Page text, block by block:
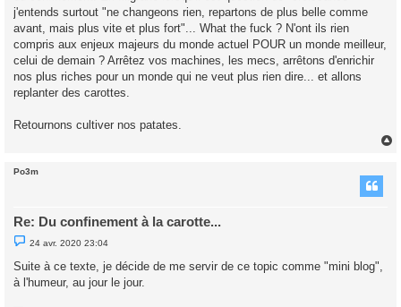
j'entends surtout "ne changeons rien, repartons de plus belle comme
avant, mais plus vite et plus fort"... What the fuck ? N'ont ils rien
compris aux enjeux majeurs du monde actuel POUR un monde meilleur,
celui de demain ? Arrêtez vos machines, les mecs, arrêtons d'enrichir
nos plus riches pour un monde qui ne veut plus rien dire... et allons
replanter des carottes.
Retournons cultiver nos patates.
Po3m
Re: Du confinement à la carotte...
M
e
s
s
a
24 avr. 2020 23:04
Suite à ce texte, je décide de me servir de ce topic comme "mini blog",
à l'humeur, au jour le jour.